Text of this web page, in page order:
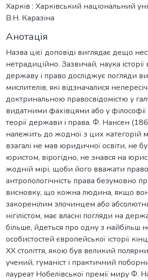
Харків : Харківський національний
В.Н. Каразіна
Анотація
Назва цієї доповіді виглядає дещо
нетрадиційно. Зазвичай, наука
державу і право досліджує погляди
мислителів, які відзначалися
доктринальною правосвідомістю у
видатними фахівцями або у філософії
теорії держави і права. Ф. Нансен
належить до жодної з цих категорій
взагалі не мав юридичної освіти, не
юристом, вірогідно, не знався на
жодній мірі, щоби його вважати
антропологічність права безумовно
висновку, що кожна людина, якщо
закоренілим злочинцем або
нігілістом, має власні погляди на
більше, йдеться про одну з найбільш
особистостей європейської історії
ХХ століття, якою був великий
учений, гуманіст і практичний
лауреат Нобелівської премії миру Ф.